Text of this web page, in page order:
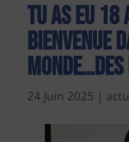
Tu as eu 18
Bienvenue
24 Juin 2025 |